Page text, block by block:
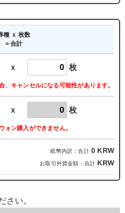
種 ｘ 枚数
= 合計
ｘ 枚
、キャンセルになる可能性があります。
ｘ 枚
ォン購入ができません。
紙幣内訳：合計 0 KRW
お取引外貨金額：合計 KRW
さい。